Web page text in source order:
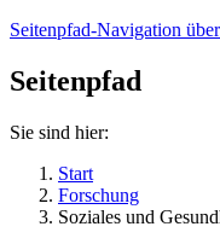
Seitenpfad-Navigation
Seitenpfad
Sie sind hier:
Start
Forschung
Soziales und